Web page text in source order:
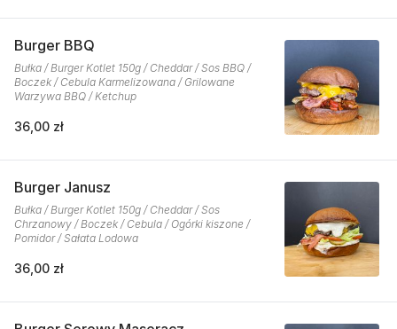
Burger BBQ
Bułka / Burger Kotlet 150g / Cheddar / Sos BBQ /
Boczek / Cebula Karmelizowana / Grilowane
Warzywa BBQ / Ketchup
36,00 zł
Burger Janusz
Bułka / Burger Kotlet 150g / Cheddar / Sos
Chrzanowy / Boczek / Cebula / Ogórki kiszone /
Pomidor / Sałata Lodowa
36,00 zł